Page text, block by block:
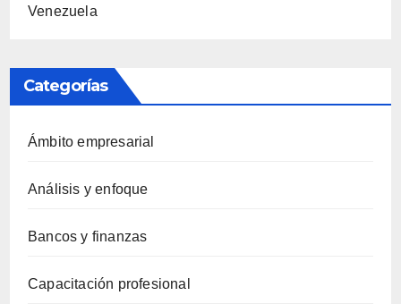
Venezuela
Categorías
Ámbito empresarial
Análisis y enfoque
Bancos y finanzas
Capacitación profesional